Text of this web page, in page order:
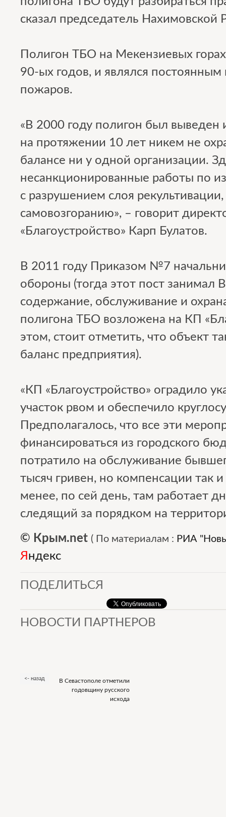
сказал председатель Нахимовской
Полигон ТБО на Мекензиевых
90-ых годов, и являлся
пожаров.
«В 2000 году полигон был выведен
на протяжении 10 лет никем не
балансе ни у одной организации.
несанкционированные работы по
с разрушением слоя
самовозгоранию», – говорит
«Благоустройство» Карп Булатов.
В 2011 году Приказом №7
обороны (тогда этот пост занимал
содержание, обслуживание и
полигона ТБО возложена на КП
этом, стоит отметить, что объект
баланс предприятия).
«КП «Благоустройство» оградило
участок рвом и обеспечило
Предполагалось, что все эти
финансироваться из городского
потратило на обслуживание
тысяч гривен, но компенсации так
менее, по сей день, там работает
следящий за порядком на
© Крым.net ( По материалам : РИА
Я ндекс
ПОДЕЛИТЬСЯ
НОВОСТИ ПАРТНЕРОВ
<- назад
В Севастополе отметили
годовщину русского
исхода